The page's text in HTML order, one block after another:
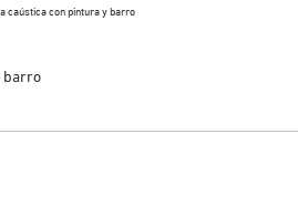
caústica con pintura y barro
barro